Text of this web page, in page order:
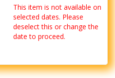
This item is not available on
selected dates. Please
deselect this or change the
date to proceed.